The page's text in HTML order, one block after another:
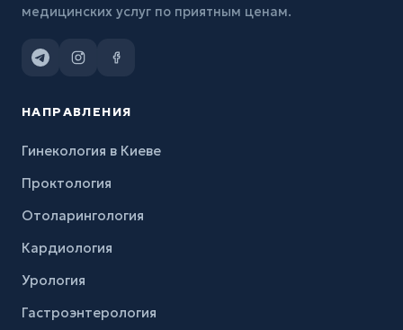
медицинских услуг по приятным ценам.
НАПРАВЛЕНИЯ
Гинекология в Киеве
Проктология
Отоларингология
Кардиология
Урология
Гастроэнтерология